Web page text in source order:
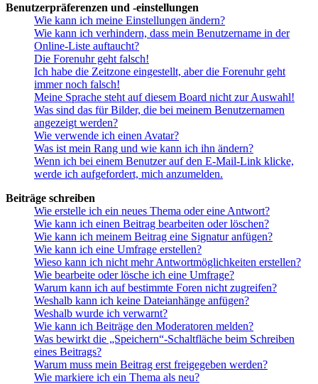
Benutzerpräferenzen und -einstellungen
Wie kann ich meine Einstellungen ändern?
Wie kann ich verhindern, dass mein Benutzername in der
Online-Liste auftaucht?
Die Forenuhr geht falsch!
Ich habe die Zeitzone eingestellt, aber die Forenuhr geht
immer noch falsch!
Meine Sprache steht auf diesem Board nicht zur Auswahl!
Was sind das für Bilder, die bei meinem Benutzernamen
angezeigt werden?
Wie verwende ich einen Avatar?
Was ist mein Rang und wie kann ich ihn ändern?
Wenn ich bei einem Benutzer auf den E-Mail-Link klicke,
werde ich aufgefordert, mich anzumelden.
Beiträge schreiben
Wie erstelle ich ein neues Thema oder eine Antwort?
Wie kann ich einen Beitrag bearbeiten oder löschen?
Wie kann ich meinem Beitrag eine Signatur anfügen?
Wie kann ich eine Umfrage erstellen?
Wieso kann ich nicht mehr Antwortmöglichkeiten erstellen?
Wie bearbeite oder lösche ich eine Umfrage?
Warum kann ich auf bestimmte Foren nicht zugreifen?
Weshalb kann ich keine Dateianhänge anfügen?
Weshalb wurde ich verwarnt?
Wie kann ich Beiträge den Moderatoren melden?
Was bewirkt die „Speichern“-Schaltfläche beim Schreiben
eines Beitrags?
Warum muss mein Beitrag erst freigegeben werden?
Wie markiere ich ein Thema als neu?